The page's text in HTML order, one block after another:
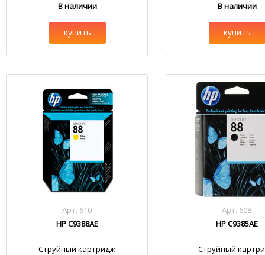
В наличии
купить
В наличии
купить
Арт. 610
HP C9388AE
Струйный картридж
Арт. 608
HP C9385AE
Струйный